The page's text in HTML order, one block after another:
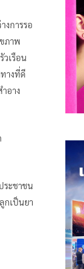
งการรอ
ภาพ
วเรือน
างที่ดี
อาง
ระชาชน
กเป็นยา